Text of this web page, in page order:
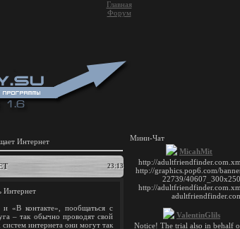
Главная
Форум
Интернет
23:13
Интернет
«В контакте», пообщаться с
– так обычно проводят свой
интернета они могут так
Мини-Чат